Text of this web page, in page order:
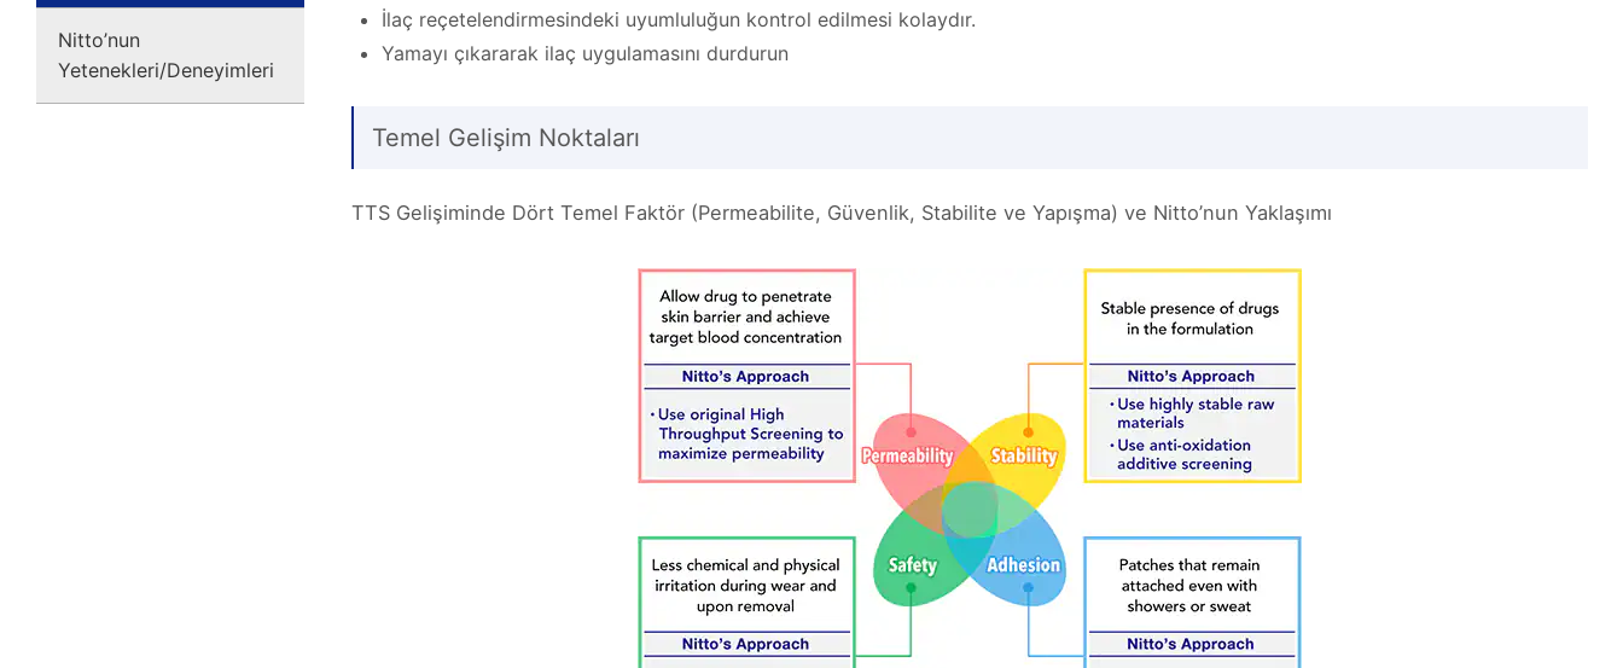
Nitto’nun
Yetenekleri/Deneyimleri
İlaç reçetelendirmesindeki uyumluluğun kontrol edilmesi kolaydır.
Yamayı çıkararak ilaç uygulamasını durdurun
Temel Gelişim Noktaları
TTS Gelişiminde Dört Temel Faktör (Permeabilite, Güvenlik, Stabilite ve Yapışma) ve Nitto’nun Yaklaşımı